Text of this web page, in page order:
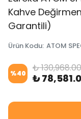
Kahve
Garantili)
Ürün Kodu: ATOM
%40 ₺ 130,968.00
₺